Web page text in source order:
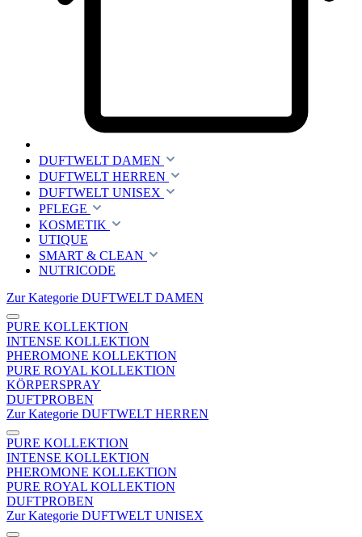
DUFTWELT DAMEN
DUFTWELT HERREN
DUFTWELT UNISEX
PFLEGE
KOSMETIK
UTIQUE
SMART & CLEAN
NUTRICODE
Zur Kategorie DUFTWELT DAMEN
PURE KOLLEKTION
INTENSE KOLLEKTION
PHEROMONE KOLLEKTION
PURE ROYAL KOLLEKTION
KÖRPERSPRAY
DUFTPROBEN
Zur Kategorie DUFTWELT HERREN
PURE KOLLEKTION
INTENSE KOLLEKTION
PHEROMONE KOLLEKTION
PURE ROYAL KOLLEKTION
DUFTPROBEN
Zur Kategorie DUFTWELT UNISEX